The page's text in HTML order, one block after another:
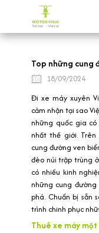
Top những cung
18/09/2024
Đi xe máy xuyên
cảm nhận tại sao
những quốc gia
nhất thế giới.
cung đường ven
đèo núi trập trùng
có nhiều kinh
những cung
phá. Chuẩn bị sẵn
trình chinh phục
Thuê xe máy